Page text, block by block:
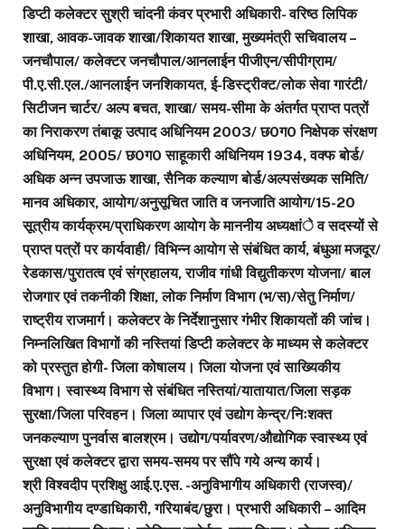
डिप्टी कलेक्टर सुश्री चांदनी कंवर प्रभारी अधिकारी- वरिष्ठ लिपिक
शाखा, आवक-जावक शाखा/शिकायत शाखा, मुख्यमंत्री सचिवालय –
जनचौपाल/ कलेक्टर जनचौपाल/आनलाईन पीजीएन/सीपीग्राम/
पी.ए.सी.एल./आनलाईन जनशिकायत, ई-डिस्ट्रीक्ट/लोक सेवा गारंटी/
सिटीजन चार्टर/ अल्प बचत, शाखा/ समय-सीमा के अंतर्गत प्राप्त पत्रों
का निराकरण तंबाकू उत्पाद अधिनियम 2003/ छ0ग0 निक्षेपक संरक्षण
अधिनियम, 2005/ छ0ग0 साहूकारी अधिनियम 1934, वक्फ बोर्ड/
अधिक अन्न उपजाऊ शाखा, सैनिक कल्याण बोर्ड/अल्पसंख्यक समिति/
मानव अधिकार, आयोग/अनुसूचित जाति व जनजाति आयोग/15-20
सूत्रीय कार्यक्रम/प्राधिकरण आयोग के माननीय अध्यक्षांे व सदस्यों से
प्राप्त पत्रों पर कार्यवाही/ विभिन्न आयोग से संबंधित कार्य, बंधुआ मजदूर/
रेडकास/पुरातत्व एवं संग्रहालय, राजीव गांधी विद्युतीकरण योजना/ बाल
रोजगार एवं तकनीकी शिक्षा, लोक निर्माण विभाग (भ/स)/सेतु निर्माण/
राष्ट्रीय राजमार्ग। कलेक्टर के निर्देशानुसार गंभीर शिकायतों की जांच।
निम्नलिखित विभागों की नस्तियां डिप्टी कलेक्टर के माध्यम से कलेक्टर
को प्रस्तुत होगी- जिला कोषालय। जिला योजना एवं साख्यिकीय
विभाग। स्वास्थ्य विभाग से संबंधित नस्तियां/यातायात/जिला सड़क
सुरक्षा/जिला परिवहन। जिला व्यापार एवं उद्योग केन्द्र/निःशक्त
जनकल्याण पुनर्वास बालश्रम। उद्योग/पर्यावरण/औद्योगिक स्वास्थ्य एवं
सुरक्षा एवं कलेक्टर द्वारा समय-समय पर सौंपे गये अन्य कार्य।
श्री विश्वदीप प्रशिक्षु आई.ए.एस. -अनुविभागीय अधिकारी (राजस्व)/
अनुविभागीय दण्डाधिकारी, गरियाबंद/छुरा। प्रभारी अधिकारी – आदिम